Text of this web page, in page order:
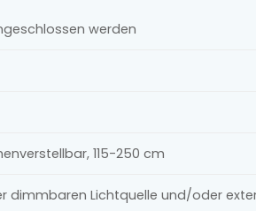
werden
115-250 cm
dimmbaren Lichtquelle und/oder